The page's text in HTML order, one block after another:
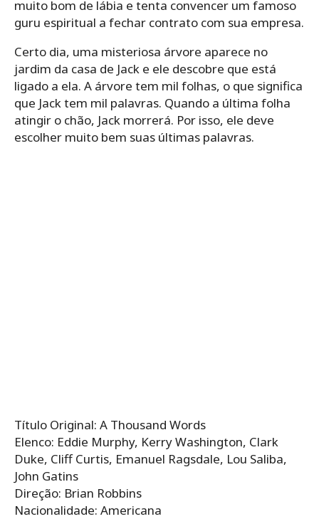
muito bom de lábia e tenta convencer um famoso
guru espiritual a fechar contrato com sua empresa.
Certo dia, uma misteriosa árvore aparece no
jardim da casa de Jack e ele descobre que está
ligado a ela. A árvore tem mil folhas, o que significa
que Jack tem mil palavras. Quando a última folha
atingir o chão, Jack morrerá. Por isso, ele deve
escolher muito bem suas últimas palavras.
Título Original: A Thousand Words
Elenco: Eddie Murphy, Kerry Washington, Clark
Duke, Cliff Curtis, Emanuel Ragsdale, Lou Saliba,
John Gatins
Direção: Brian Robbins
Nacionalidade: Americana